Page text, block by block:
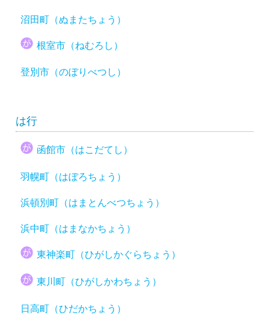
沼田町（ぬまたちょう）
根室市（ねむろし）
登別市（のぼりべつし）
は行
函館市（はこだてし）
羽幌町（はぼろちょう）
浜頓別町（はまとんべつちょう）
浜中町（はまなかちょう）
東神楽町（ひがしかぐらちょう）
東川町（ひがしかわちょう）
日高町（ひだかちょう）